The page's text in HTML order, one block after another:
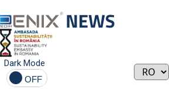
Dark Mode